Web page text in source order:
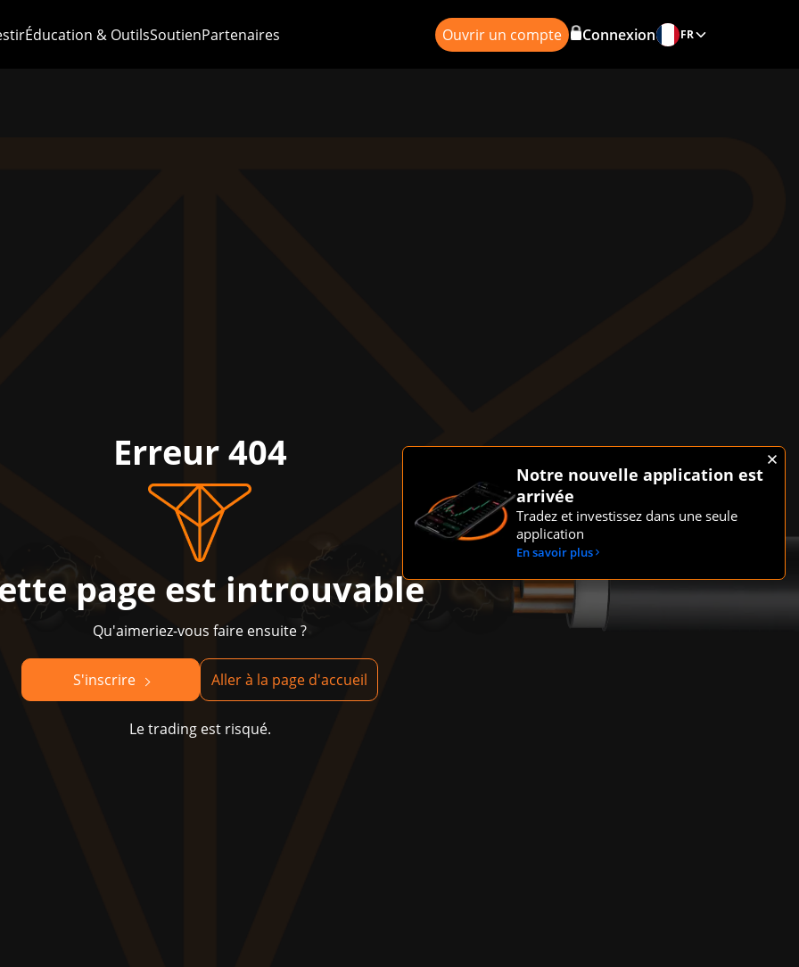
Éducation & OutilsSoutienPartenaires Ouvrir un compte Connexion FR
Erreur 404
page est introuvable
Qu'aimeriez-vous faire ensuite ?
S'inscrire Aller à la page d'accueil
Le trading est risqué.
Notre nouvelle application est
arrivée
Tradez et investissez dans une seule
application
En savoir plus